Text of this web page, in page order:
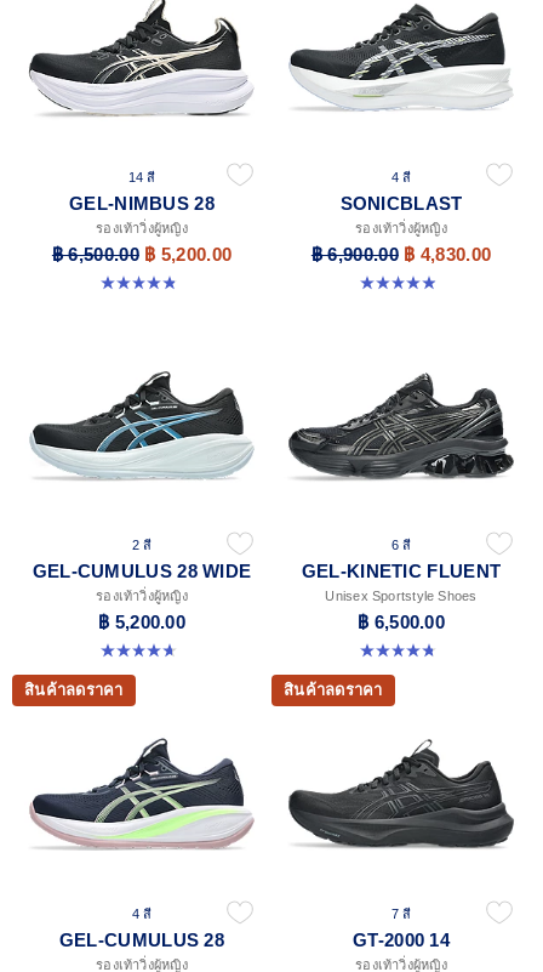
14 สี
GEL-NIMBUS 28
รองเท้าวิ่งผู้หญิง
฿ 6,500.00 ฿ 5,200.00
4.8 จาก 5 ดาว 183 รีวิว
4 สี
SONICBLAST
รองเท้าวิ่งผู้หญิง
฿ 6,900.00 ฿ 4,830.00
4.9 จาก 5 ดาว 214 รีวิว
2 สี
GEL-CUMULUS 28 WIDE
รองเท้าวิ่งผู้หญิง
฿ 5,200.00
4.7 จาก 5 ดาว 3 รีวิว
6 สี
GEL-KINETIC FLUENT
Unisex Sportstyle Shoes
฿ 6,500.00
4.7 จาก 5 ดาว 105 รีวิว
สินค้าลดราคา
4 สี
GEL-CUMULUS 28
รองเท้าวิ่งผู้หญิง
สินค้าลดราคา
7 สี
GT-2000 14
รองเท้าวิ่งผู้หญิง